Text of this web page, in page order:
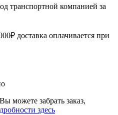
транспортной компанией за
доставка оплачивается при
можете забрать заказ,
здесь